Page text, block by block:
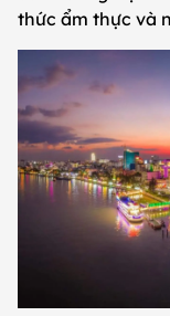
thức ẩm thực và